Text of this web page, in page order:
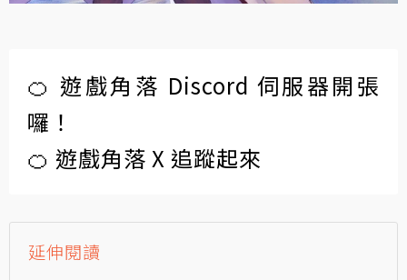
🍊 遊戲角落 Discord 伺服器開張
囉！
🍊 遊戲角落 X 追蹤起來
延伸閱讀